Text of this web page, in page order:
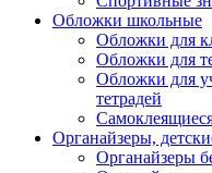
Обложки школьные
Обложки для
Обложки для
Обложки для
тетрадей
Органайзеры,
Органайзеры